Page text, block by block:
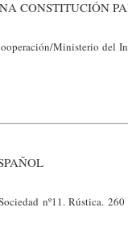
CONSTITUCIÓN
Ministerio del
nº11. Rústica.